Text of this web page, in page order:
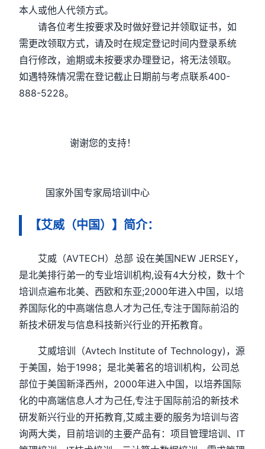
本人或他人代领方式。
请各位考生按要求及时做好登记并领取证书，如
需更改领取方式，请及时在规定登记时间内登录系统
自行修改，逾期或未按要求办理登记，将无法领取。
如遇特殊情况需在登记截止日期前与考点联系400-
888-5228。
谢谢您的支持！
国家外国专家局培训中心
【艾威（中国）】简介：
艾威（AVTECH）总部 设在美国NEW JERSEY，
是北美排行弟一的专业培训机构,设有4大分校，数十个
培训点遍布北美、西欧和东亚;2000年进入中国，以培
养国际化的中高端信息人才为己任,专注于国际前沿的
新技术研发与信息科技新兴行业的开拓教育。
艾威培训（Avtech Institute of Technology)，源
于美国，始于1998；是北美著名的培训机构，公司总
部位于美国新泽西州，2000年进入中国，以培养国际
化的中高端信息人才为己任,专注于国际前沿的新技术
研发新兴行业的开拓教育,艾威主要的服务为培训与咨
询两大类，目前培训的主要产品有：项目管理培训、IT